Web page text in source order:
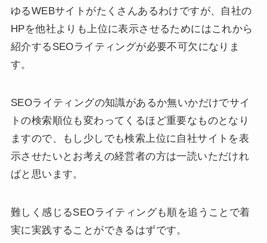
ゆるWEBサイトがたくさんあるわけですが、自社の
HPを他社よりも上位に表示させるためにはこれから
紹介するSEOライティングが必要不可欠になりま
す。
SEOライティングの知識があるか無いかだけでサイ
トの検索順位も変わってくるほど重要なものとなり
ますので、もし少しでも検索上位に自社サイトを表
示させたいとお考えの経営者の方は一読いただけれ
ばと思います。
難しく感じるSEOライティングも順を追うことで着
実に実践することができるはずです。